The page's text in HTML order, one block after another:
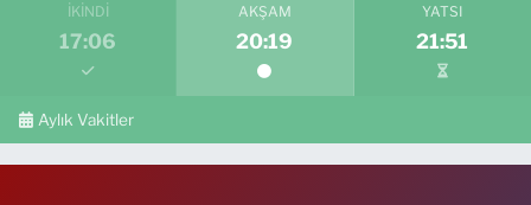
İKINDI
17:06
AKŞAM
20:19
YATSI
21:51
Aylık Vakitler